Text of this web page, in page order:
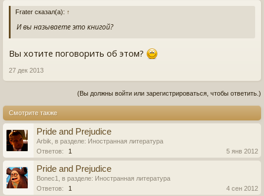
Frater сказал(а): ↑
И вы называете это книгой?
Вы хотите поговорить об этом?
27 дек 2013
(Вы должны войти или зарегистрироваться, чтобы ответить.)
Смотрите также
Pride and Prejudice
Arbik , в разделе: Иностранная литература
Ответов:
1 5 янв 2012
Pride and Prejudice
Bonec1 , в разделе: Иностранная литература
Ответов:
1 4 сен 2012